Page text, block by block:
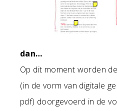
dan…
Op dit moment worden
(in de vorm van digitale
pdf) doorgevoerd in de